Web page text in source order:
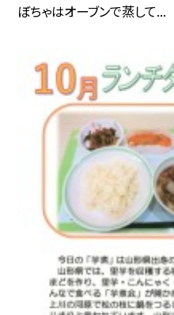
ぼちゃはオーブンで蒸して...